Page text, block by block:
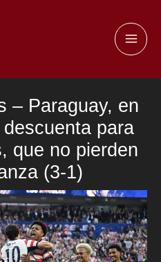
– Paraguay, en
para
que no pierden
(3-1)